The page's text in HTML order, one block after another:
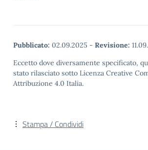
Pubblicato: 02.09.2025 - Revisione:
Eccetto dove diversamente specificato,
stato rilasciato sotto Licenza Creative
Attribuzione 4.0 Italia.
Stampa / Condividi